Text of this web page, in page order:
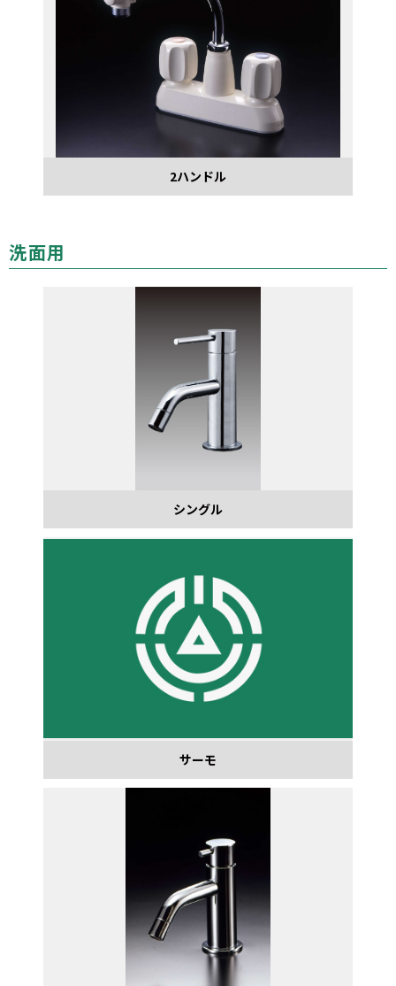
2ハンドル
洗面用
シングル
サーモ